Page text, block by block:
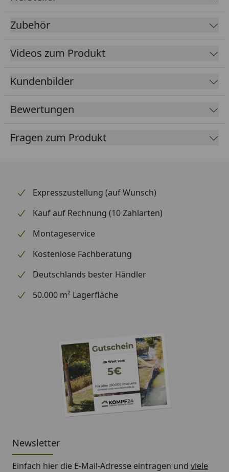
Hohe Belastbarkeit auch gegen extreme
Wetterbedingungen
UV- und witterungsbeständig
Schnelle und einfache Montage durch
Inkl. integrierte Dachrinne mit Fallrohr und 2
Lieferung frachtfrei (D, AT, LU)
Wände können mit dem Innenwandpaket isoliert
werden (optional erhältlich)
Dachbelastbarkeit / Schneelast: 220 kg/m²
links, Fenster rechts)
Mit unserem ausführlichen
garantiert! Das Video zeigt den kompletten
Aufbau eines Classico 3930+ inkl.
Dacheindeckung.
Gesamtmaß
408 x 318 cm
360 x 270 cm
0,9 mm
9,7 m²
Seitenwandhöhe
vorne/hinten
Zubehör
Videos zum Produkt
Kundenbilder
Bewertungen
Fragen zum Produkt
Expresszustellung (auf Wunsch)
Kauf auf Rechnung (10 Zahlarten)
Montageservice
Kostenlose Fachberatung
Deutschlands bester Händler
50.000 m² Lagerfläche
Newsletter
Einfach hier die E-Mail-Adresse eintragen und viele